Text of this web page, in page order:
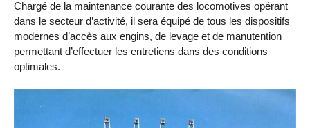
Chargé de la maintenance courante des locomotives opérant
dans le secteur d’activité, il sera équipé de tous les dispositifs
modernes d’accès aux engins, de levage et de manutention
permettant d’effectuer les entretiens dans des conditions
optimales.